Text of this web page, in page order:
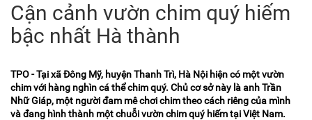
Cận cảnh vườn chim quý hiếm
bậc nhất Hà thành
TPO - Tại xã Đông Mỹ, huyện Thanh Trì, Hà Nội hiện có một vườn
chim với hàng nghìn cá thể chim quý. Chủ cơ sở này là anh Trần
Nhữ Giáp, một người đam mê chơi chim theo cách riêng của mình
và đang hình thành một chuỗi vườn chim quý hiếm tại Việt Nam.